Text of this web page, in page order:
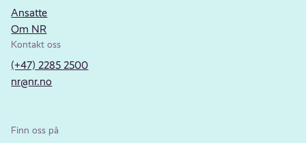
Ansatte
Om NR
Kontakt oss
(+47) 2285 2500
nr@nr.no
Finn oss på